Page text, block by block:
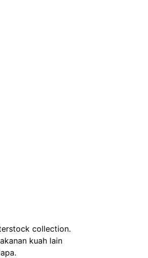
collection.
kuah lain